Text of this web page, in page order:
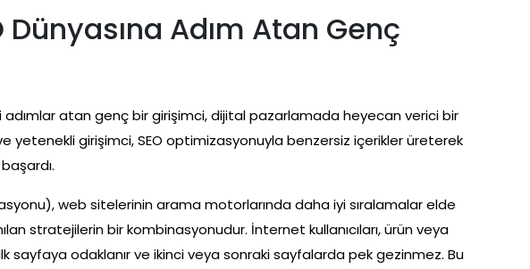
Dünyasına Adım Atan Genç
adımlar atan genç bir girişimci, dijital pazarlamada heyecan verici bir
yetenekli girişimci, SEO optimizasyonuyla benzersiz içerikler üreterek
web sitelerinin arama motorlarında daha iyi sıralamalar elde
stratejilerin bir kombinasyonudur. İnternet kullanıcıları, ürün veya
sayfaya odaklanır ve ikinci veya sonraki sayfalarda pek gezinmez. Bu